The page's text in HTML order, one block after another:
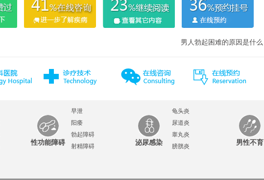
男人勃起困难的原因是什么
性功能障碍
早泄
阳痿
勃起障碍
射精障碍
泌尿感染
龟头炎
尿道炎
睾丸炎
膀胱炎
男性不育